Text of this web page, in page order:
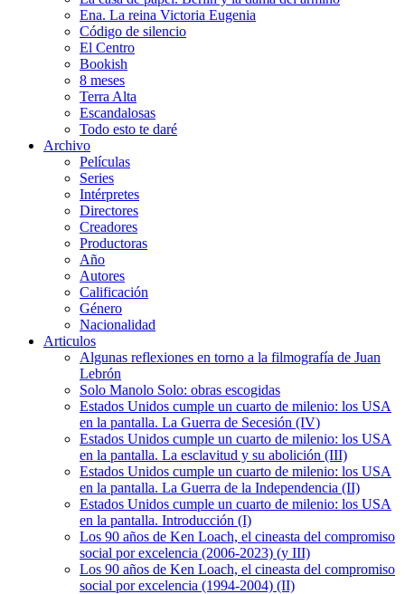
Ena. La reina Victoria Eugenia
Código de silencio
El Centro
Bookish
8 meses
Terra Alta
Escandalosas
Todo esto te daré
Archivo
Películas
Series
Intérpretes
Directores
Creadores
Productoras
Año
Autores
Calificación
Género
Nacionalidad
Articulos
Algunas reflexiones en torno a la filmografía de Juan
Lebrón
Solo Manolo Solo: obras escogidas
Estados Unidos cumple un cuarto de milenio: los USA
en la pantalla. La Guerra de Secesión (IV)
Estados Unidos cumple un cuarto de milenio: los USA
en la pantalla. La esclavitud y su abolición (III)
Estados Unidos cumple un cuarto de milenio: los USA
en la pantalla. La Guerra de la Independencia (II)
Estados Unidos cumple un cuarto de milenio: los USA
en la pantalla. Introducción (I)
Los 90 años de Ken Loach, el cineasta del compromiso
social por excelencia (2006-2023) (y III)
Los 90 años de Ken Loach, el cineasta del compromiso
social por excelencia (1994-2004) (II)